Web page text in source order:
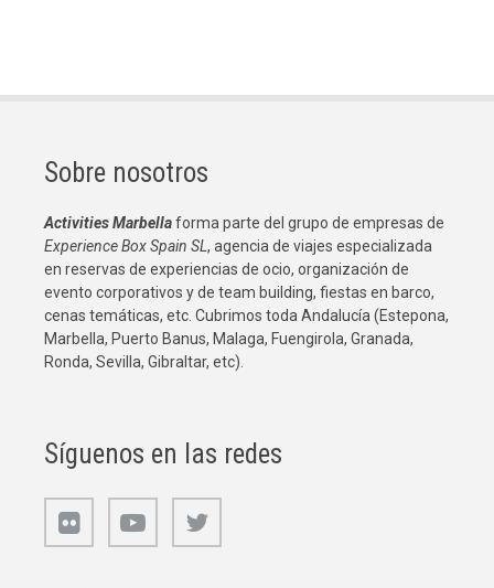
Sobre nosotros
Activities Marbellaforma parte del grupo de empresas de
Experience Box Spain SL, agencia de viajes especializada
en reservas de experiencias de ocio, organización de
evento corporativos y de team building, fiestas en barco,
cenas temáticas, etc. Cubrimos toda Andalucía (Estepona,
Marbella, Puerto Banus, Malaga, Fuengirola, Granada,
Ronda, Sevilla, Gibraltar, etc).
Síguenos en las redes